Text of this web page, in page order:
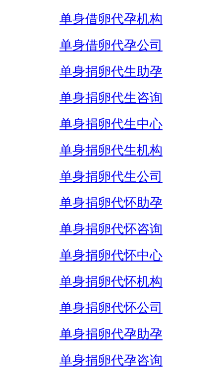
单身借卵代孕机构
单身借卵代孕公司
单身捐卵代生助孕
单身捐卵代生咨询
单身捐卵代生中心
单身捐卵代生机构
单身捐卵代生公司
单身捐卵代怀助孕
单身捐卵代怀咨询
单身捐卵代怀中心
单身捐卵代怀机构
单身捐卵代怀公司
单身捐卵代孕助孕
单身捐卵代孕咨询